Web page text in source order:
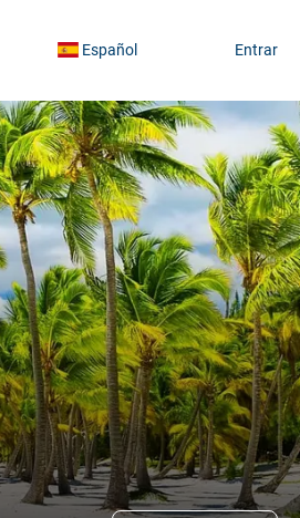
Español Entrar